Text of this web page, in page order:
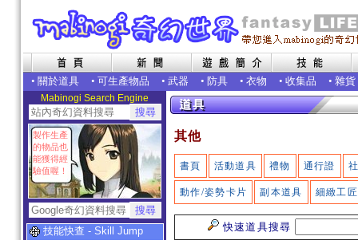
• 關於道具 • 可生產物品 • 武器 • 防具 • 衣物 • 收集品 • 雜貨
Mabinogi Search Engine
製作生產
的物品也
能獲得經
驗值喔！
技能快查 - Skill Jump
其他
書頁 活動道具 禮物 通行證
動作/姿勢卡片 副本道具 細緻工
快速道具搜尋